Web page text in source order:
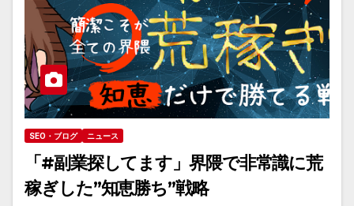
SEO・ブログ ニュース
「#副業探してます」界隈で非常識に荒
稼ぎした”知恵勝ち”戦略